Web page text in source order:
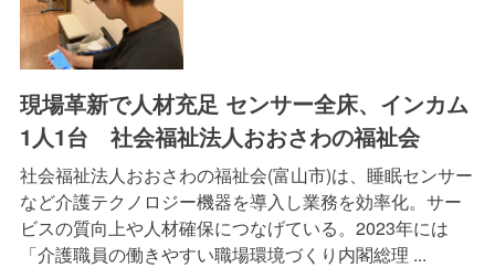
現場革新で人材充足 センサー全床、インカム
1人1台 社会福祉法人おおさわの福祉会
社会福祉法人おおさわの福祉会(富山市)は、睡眠センサー
など介護テクノロジー機器を導入し業務を効率化。サー
ビスの質向上や人材確保につなげている。2023年には
「介護職員の働きやすい職場環境づくり内閣総理 ...